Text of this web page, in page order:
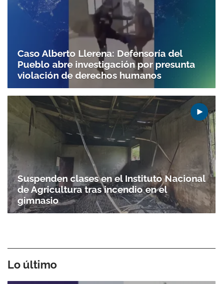
Caso Alberto Llerena: Defensoría del
Pueblo abre investigación por presunta
violación de derechos humanos
Suspenden clases en el Instituto Nacional
de Agricultura tras incendio en el
gimnasio
Lo último